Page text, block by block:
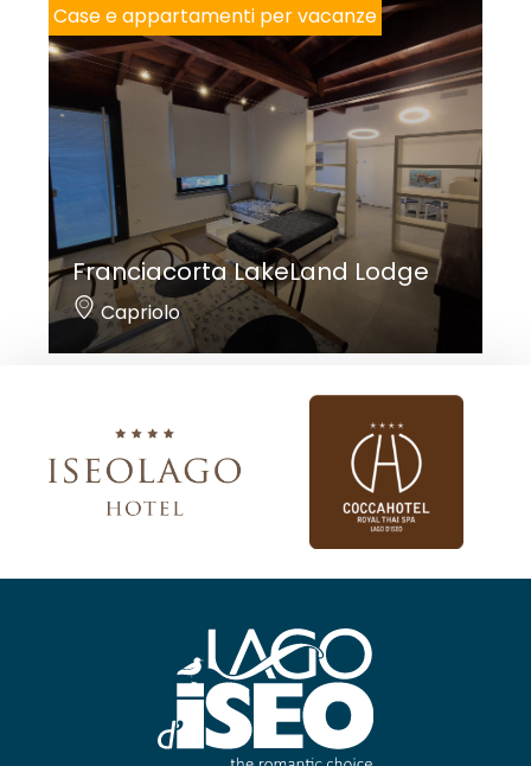
Case e appartamenti per vacanze
Franciacorta LakeLand Lodge
Capriolo